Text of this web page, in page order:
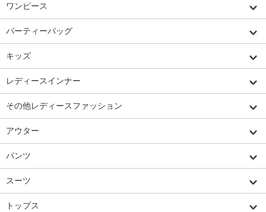
ワンピース
パーティーバッグ
キッズ
レディースインナー
その他レディースファッション
アウター
パンツ
スーツ
トップス